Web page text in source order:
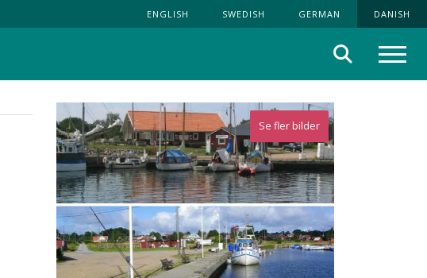
ENGLISH SWEDISH GERMAN DANISH
Søg
Se fler bilder